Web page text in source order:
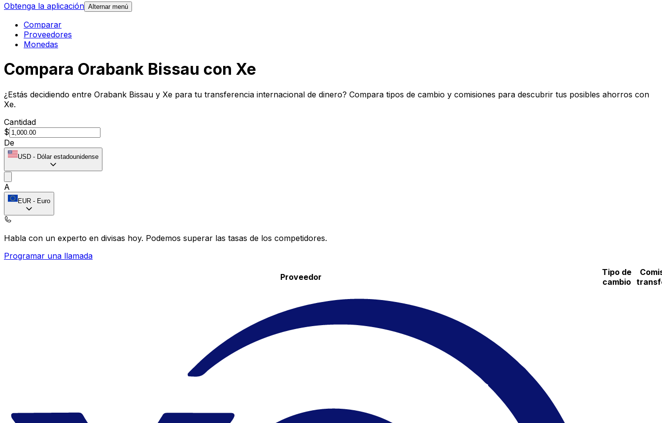
Obtenga la aplicación Alternar menú
Comparar
Proveedores
Monedas
Compara Orabank Bissau con Xe
¿Estás decidiendo entre Orabank Bissau y Xe para tu transferencia internacional de dinero? Compara tipos de cambio y comisiones para descubrir tus posibles ahorros con
Xe.
Cantidad
$
De
USD - Dólar estadounidense
A
EUR - Euro
Habla con un experto en divisas hoy. Podemos superar las tasas de los competidores.
Programar una llamada
Proveedor
Tipo de
cambio